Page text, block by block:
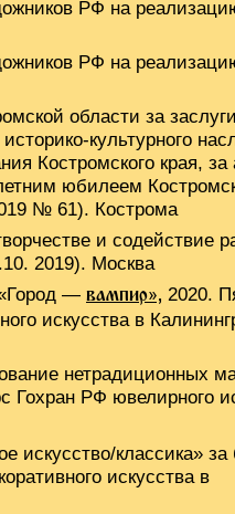
РФ на
РФ на
области за
культурного
Костромского края, за
юбилеем
№ 61). Кострома
и содействие
2019). Москва
— вампир», 2020.
искусства в
нетрадиционных
Гохран РФ ювелирного
искусство/классика»
искусства в